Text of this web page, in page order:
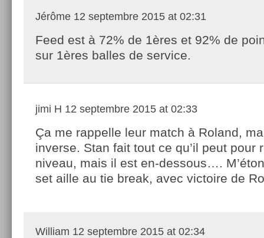
Jérôme 12 septembre 2015 at 02:31
Feed est à 72% de 1ères et 92% de
sur 1ères balles de service.
jimi H 12 septembre 2015 at 02:33
Ça me rappelle leur match à Roland,
inverse. Stan fait tout ce qu’il peut pour
niveau, mais il est en-dessous….
set aille au tie break, avec victoire de
William 12 septembre 2015 at 02:34